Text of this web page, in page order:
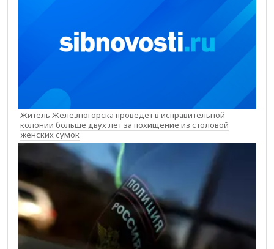
Житель Железногорска проведёт в исправительной
колонии больше двух лет за похищение из столовой
женских сумок